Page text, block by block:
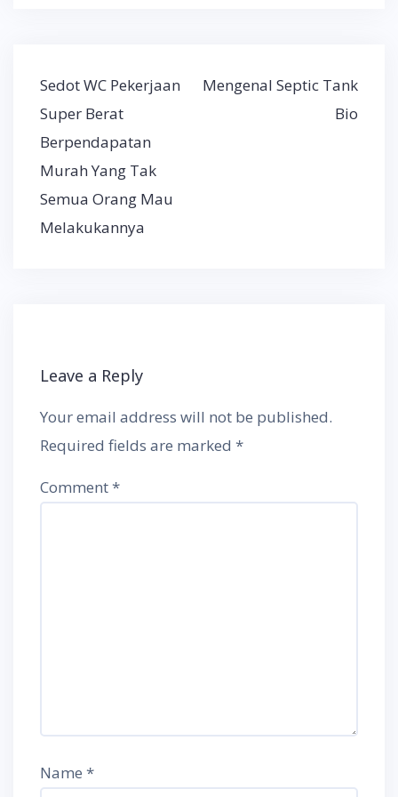
Post
Sedot WC Pekerjaan
Super Berat
Berpendapatan
Murah Yang Tak
Semua Orang Mau
Melakukannya
Mengenal Septic Tank
Bio
Leave a Reply
Your email address will not be published.
Required fields are marked *
Comment*
Name *